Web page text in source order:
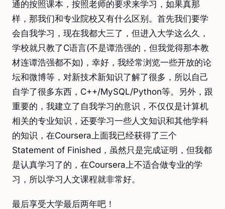
通的按照课本，按照老师的要求来学习，如果真那
样，那我们和专业院校又有什么区别。首先我们要学
会自我学习，现在我都大三了，但进入大学这么久，
学校就只教了C语言(不是谭浩强的，但我觉得那本教
材连谭浩强都不如)，幸好，我经常浏览一些开放的论
坛和微博等，对新技术新知识了解了很多，所以自己
自学了很多东西，C++/MySQL/Python等。另外，跟
重要的，我建立了自我学习的意识，不仅仅是计算机
相关的专业知识，还要学习一些人文知识和其他学科
的知识，在Coursera上面我已经获得了三个
Statement of Finished，虽然只是完成证明，但我都
是认真学习了的，在Coursera上不适合做专业的学
习，所以学习人文课程就非常好。
最后享受大学最后两年吧！